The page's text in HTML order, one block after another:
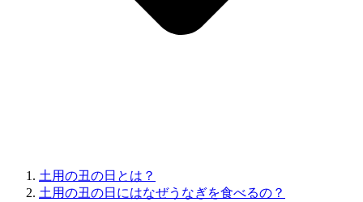
土用の丑の日とは？
土用の丑の日にはなぜうなぎを食べるの？